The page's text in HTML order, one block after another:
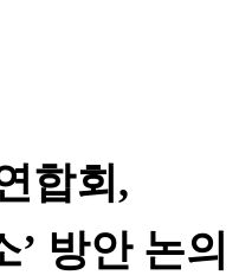
합회,
방안 논의